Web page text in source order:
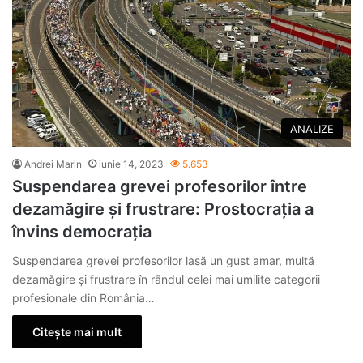
ANALIZE
Andrei Marin iunie 14, 2023 5.653
Suspendarea grevei profesorilor între
dezamăgire și frustrare: Prostocrația a
învins democrația
Suspendarea grevei profesorilor lasă un gust amar, multă
dezamăgire și frustrare în rândul celei mai umilite categorii
profesionale din România…
Citește mai mult